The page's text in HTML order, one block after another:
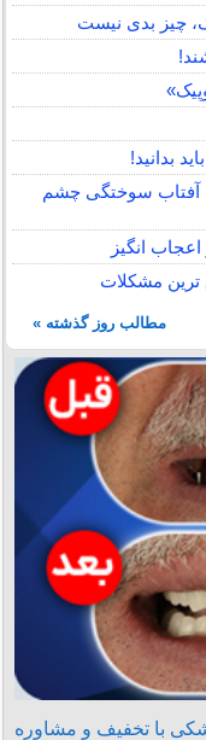
چیز بدی نیست
بدانید!
سوختگی چشم
انگیز
ترین مشکلات
مطالب روز گذشته »
با تخفیف و مشاوره